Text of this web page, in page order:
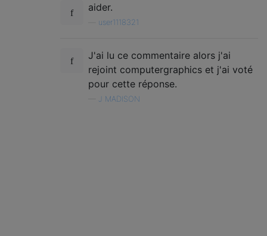
aider.
user1118321
J'ai lu ce commentaire alors j'ai
rejoint computergraphics et j'ai voté
pour cette réponse.
J MADISON